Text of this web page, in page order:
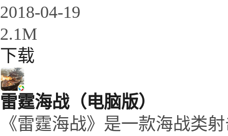
2018-04-19
2.1M
下载
雷霆海战（电脑版）
《雷霆海战》是一款海战类